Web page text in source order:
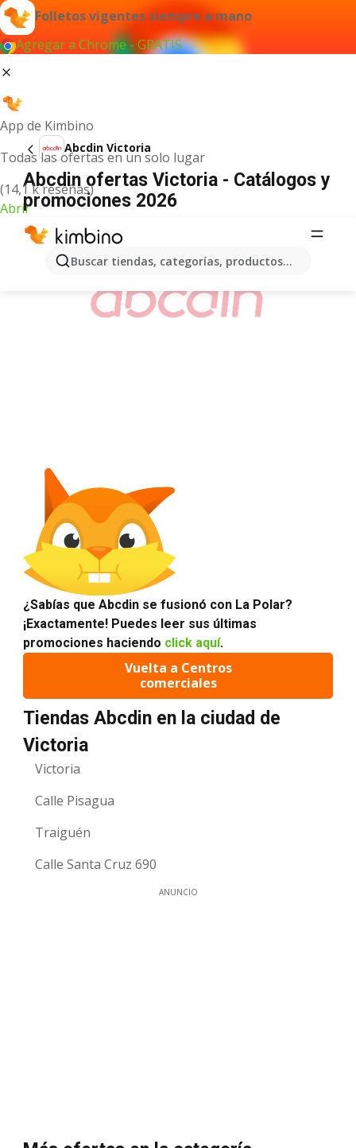
Folletos vigentes siempre a mano
Agregar a Chrome - GRATIS
App de Kimbino
Todas las ofertas en un solo lugar
(14,1 k reseñas)
Abrir
Buscar tiendas, categorías, productos...
Abcdin Victoria
Abcdin ofertas Victoria - Catálogos y
promociones 2026
¿Sabías que Abcdin se fusionó con La Polar?
¡Exactamente! Puedes leer sus últimas
promociones haciendo click aquí.
Vuelta a Centros
comerciales
Tiendas Abcdin en la ciudad de
Victoria
Victoria
Calle Pisagua
Traiguén
Calle Santa Cruz 690
ANUNCIO